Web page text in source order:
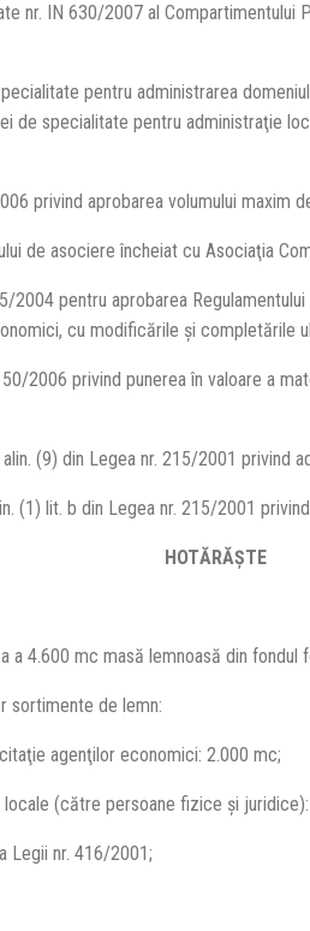
IN 630/2007 al Compartimentului
pentru administrarea
de specialitate pentru administraţie
privind aprobarea volumului
asociere încheiat cu Asociaţia
pentru aprobarea Regulamentului
cu modificările şi completările
privind punerea în valoare a
din Legea nr. 215/2001 privind
lit. b din Legea nr. 215/2001 privind
HOTĂRĂŞTE
a 4.600 mc masă lemnoasă din
sortimente de lemn:
agenţilor economici: 2.000 mc;
(către persoane fizice şi
Legii nr. 416/2001;